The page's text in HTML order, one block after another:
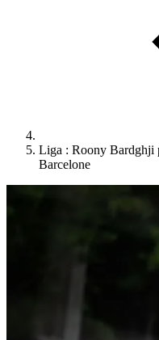
Liga : Roony Bardghji
Barcelone